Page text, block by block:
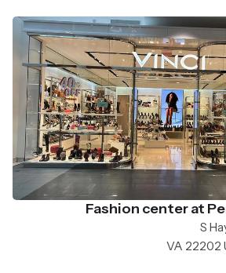
Fashion center at
VA